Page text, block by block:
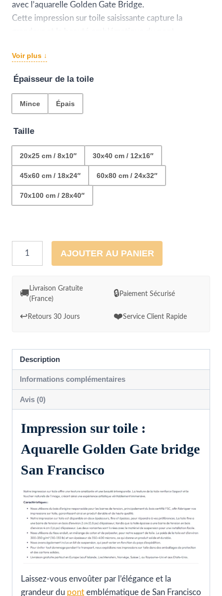
€29.99
avec l’aquarelle Golden Gate Bridge.
Cette impression sur toile saisissante capture la
touche artistique, tandis que la perspective depuis les
berges amplifie l’effet de grandeur.
Accrochez cette œuvre d’art dans votre espace de vie
pour apporter une touche urbaine et rappeler la magie
de San Francisco.
Voir plus ↓
Épaisseur de la toile
Mince Épais
Taille
20x25 cm / 8x10″ 30x40 cm / 12x16″
45x60 cm / 18x24″ 60x80 cm / 24x32″
70x100 cm / 28x40″
quantité
mural
Aquarelle
bridge
San
Francisco
AJOUTER AU PANIER
🚚
Livraison Gratuite
(France)
🔒Paiement Sécurisé
↩️ Retours 30 Jours ❤️Service Client Rapide
Description
Informations complémentaires
Avis (0)
Impression sur toile :
Aquarelle Golden Gate bridge
San Francisco
Laissez-vous envoûter par l’élégance et la
grandeur du pont emblématique de San Francisco